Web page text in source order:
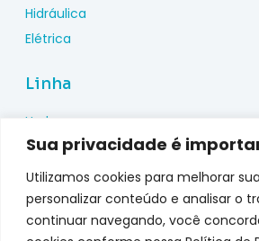
Sua privacidade é
Utilizamos cookies para melhorar
personalizar conteúdo e analisar o
continuar navegando, você
Hidráulica
Elétrica
Linha
Hydac
Wika
Pepperl Fuchs
Metal Work
Metalplan